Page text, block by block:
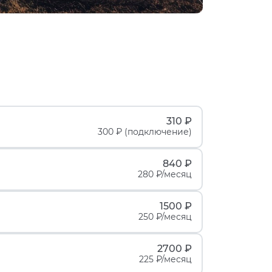
310 ₽
300 ₽ (подключение)
840 ₽
280 ₽/месяц
1500 ₽
250 ₽/месяц
2700 ₽
225 ₽/месяц